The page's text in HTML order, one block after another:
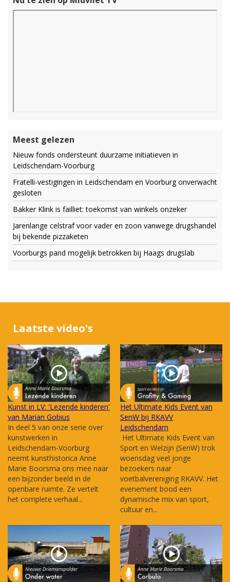
Meest gelezen
Nieuw fonds ondersteunt duurzame initiatieven in
Leidschendam-Voorburg
Fratelli-vestigingen in Leidschendam en Voorburg onverwacht
gesloten
Bakker Klink is failliet: toekomst van winkels onzeker
Jarenlange celstraf voor vader en zoon vanwege drugshandel
bij bekende pizzaketen
Voorburgs pand mogelijk betrokken bij Haags drugslab
Laatste video's
Kunst in LV: 'Lezende kinderen'
van Marian Gobius
In deel 5 van onze serie over
kunstwerken in
Leidschendam-Voorburg
neemt kunsthistorica Anne
Marie Boorsma ons mee naar
een bijzonder beeld in de
openbare ruimte. Ze vertelt
het complete verhaal...
Het Ultimate Kids Event van
SenW bij RKAVV
Leidschendam
Het Ultimate Kids Event van
Sport en Welzijn (SenW) trok
woensdag veel jonge
bezoekers naar
voetbalvereniging RKAVV. Het
evenement bood een
dynamische mix van sport,
cultuur en...